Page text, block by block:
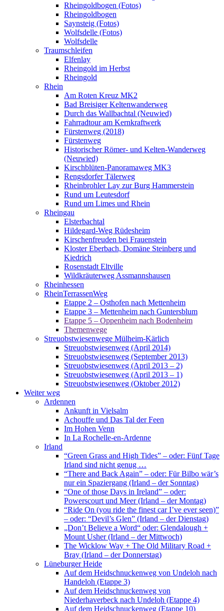
Rheingoldbogen (Fotos)
Rheingoldbogen
Saynsteig (Fotos)
Wolfsdelle (Fotos)
Wolfsdelle
Traumschleifen
Elfenlay
Rheingold im Herbst
Rheingold
Rhein
Am Roten Kreuz MK2
Bad Breisiger Keltenwanderweg
Durch das Wallbachtal (Neuwied)
Fahrradtour am Kernkraftwerk
Fürstenweg (2018)
Fürstenweg
Historischer Römer- und Kelten-Wanderweg
(Neuwied)
Kirschblüten-Panoramaweg MK3
Rengsdorfer Tälerweg
Rheinbrohler Lay zur Burg Hammerstein
Rund um Leutesdorf
Rund um Limes und Rhein
Rheingau
Elsterbachtal
Hildegard-Weg Rüdesheim
Kirschenfreuden bei Frauenstein
Kloster Eberbach, Domäne Steinberg und
Kiedrich
Rosenstadt Eltville
Wildkräuterweg Assmannshausen
Rheinhessen
RheinTerrassenWeg
Etappe 2 – Osthofen nach Mettenheim
Etappe 3 – Mettenheim nach Guntersblum
Etappe 5 – Oppenheim nach Bodenheim
Themenwege
Streuobstwiesenwege Mülheim-Kärlich
Streuobstwiesenweg (April 2014)
Streuobstwiesenweg (September 2013)
Streuobstwiesenweg (April 2013 – 2)
Streuobstwiesenweg (April 2013 – 1)
Streuobstwiesenweg (Oktober 2012)
Weiter weg
Ardennen
Ankunft in Vielsalm
Achouffe und Das Tal der Feen
Im Hohen Venn
In La Rochelle-en-Ardenne
Irland
“Green Grass and High Tides” – oder: Fünf Tage
Irland sind nicht genug …
“There and Back Again” – oder: Für Bilbo wär’s
nur ein Spaziergang (Irland – der Sonntag)
“One of those Days in Ireland” – oder:
Powerscourt und Meer (Irland – der Montag)
“Ride On (you ride the finest car I’ve ever seen)”
– oder: “Devil’s Glen” (Irland – der Dienstag)
„Don’t Believe a Word“ oder: Glendalough +
Mount Usher (Irland – der Mittwoch)
The Wicklow Way + The Old Military Road +
Bray (Irland – der Donnerstag)
Lüneburger Heide
Auf dem Heidschnuckenweg von Undeloh nach
Handeloh (Etappe 3)
Auf dem Heidschnuckenweg von
Niederhaverbeck nach Undeloh (Etappe 4)
Auf dem Heidschnuckenweg (Etappe 10)